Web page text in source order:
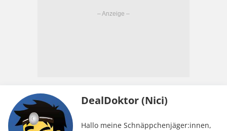
DealDoktor (Nici)
Hallo meine Schnäppchenjäger:innen,